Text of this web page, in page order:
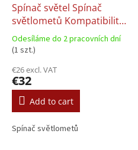
Spínač světel Spínač
světlometů Kompatibilita:
Audi A4 B6, Audi A4 B7
11.2000–06.2008
Odesíláme do 2 pracovních dní
(1 szt.)
€26 excl. VAT
€32
Add to cart
Spínač světlometů